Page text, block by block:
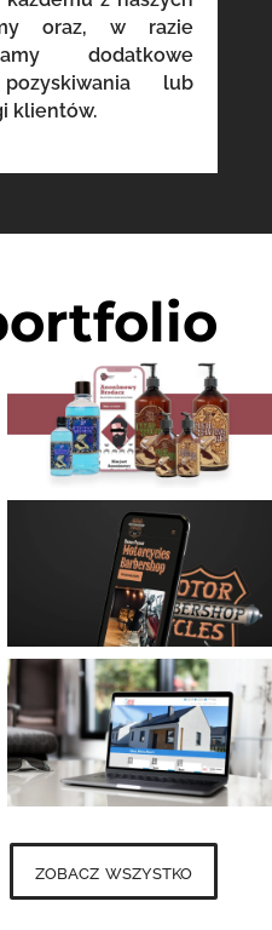
oraz, w razie
dodatkowe
lub
klientów.
zobacz wszystko